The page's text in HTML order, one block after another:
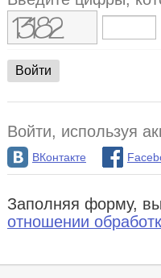
Войти, используя
ВКонтакте
Заполняя форму,
отношении